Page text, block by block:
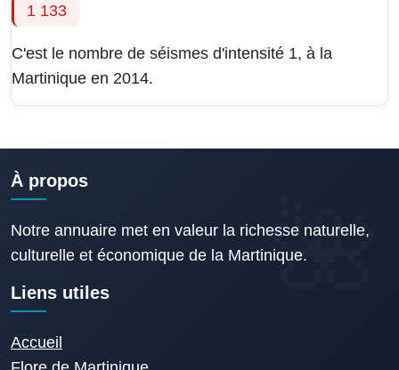
1 133
C'est le nombre de séismes d'intensité 1, à la
Martinique en 2014.
À propos
Notre annuaire met en valeur la richesse naturelle,
culturelle et économique de la Martinique.
Liens utiles
Accueil